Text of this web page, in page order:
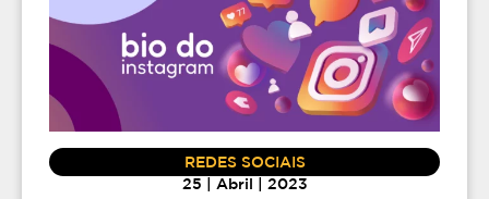
REDES SOCIAIS
25 | Abril | 2023